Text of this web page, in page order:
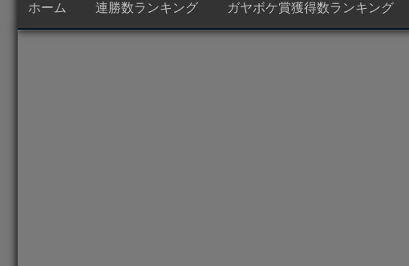
ホーム 連勝数ランキング ガヤボケ賞獲得数ランキング